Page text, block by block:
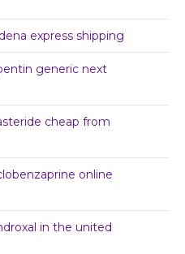
express shipping
generic next
cheap from
online
in the united